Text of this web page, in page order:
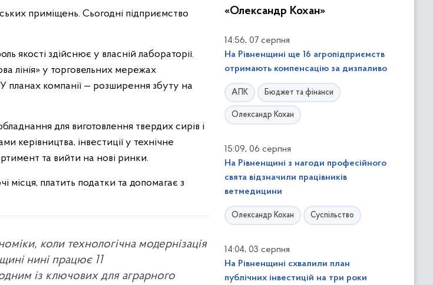
приміщень. Сьогодні підприємство
якості здійснює у власній лабораторії.
лінія» у торговельних мережах
У планах компанії — розширення збуту на
для виготовлення твердих сирів і
керівництва, інвестиції у технічне
та вийти на нові ринки.
платить податки та допомагає з
коли технологічна модернізація
нині працює 11
із ключових для аграрного
«Олександр Кохан»
14:56, 07 серпня
На Рівненщині ще 16 агропідприємств
отримають компенсацію за дизпаливо
АПК Бюджет та фінанси
Олександр Кохан
15:09, 06 серпня
На Рівненщині з нагоди професійного
свята відзначили працівників
ветмедицини
Олександр Кохан Суспільство
14:04, 03 серпня
На Рівненщині схвалили план
публічних інвестицій на три роки